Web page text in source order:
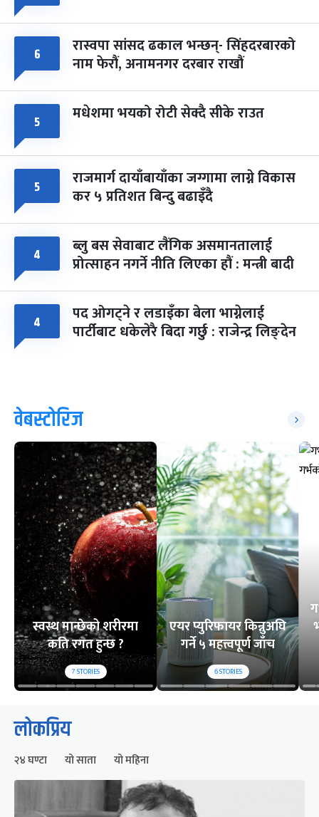
६ रास्वपा सांसद ढकाल भन्छन्- सिंहदरबारको
नाम फेरौं, अनामनगर दरबार राखौं
५ मधेशमा भयको रोटी सेक्दै सीके राउत
५ राजमार्ग दायाँबायाँका जग्गामा लाग्ने विकास
कर ५ प्रतिशत बिन्दु बढाइँदै
४ ब्लु बस सेवाबाट लैंगिक असमानतालाई
प्रोत्साहन नगर्ने नीति लिएका हौं : मन्त्री बादी
४ पद ओगट्ने र लडाइँका बेला भाग्नेलाई
पार्टीबाट धकेलेरै बिदा गर्छु : राजेन्द्र लिङ्देन
वेबस्टोरिज
स्वस्थ मान्छेको शरीरमा
कति रगत हुन्छ ?
7STORIES
एयर प्युरिफायर किन्नुअघि
गर्ने ५ महत्त्वपूर्ण जाँच
6STORIES
लोकप्रिय
२४ घण्टा यो साता यो महिना